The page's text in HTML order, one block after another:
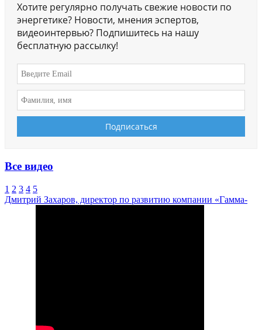
Хотите регулярно получать свежие новости по
энергетике? Новости, мнения эспертов,
видеоинтервью? Подпишитесь на нашу
бесплатную рассылку!
Все видео
1 2 3 4 5
Дмитрий Захаров, директор по развитию компании «Гамма-